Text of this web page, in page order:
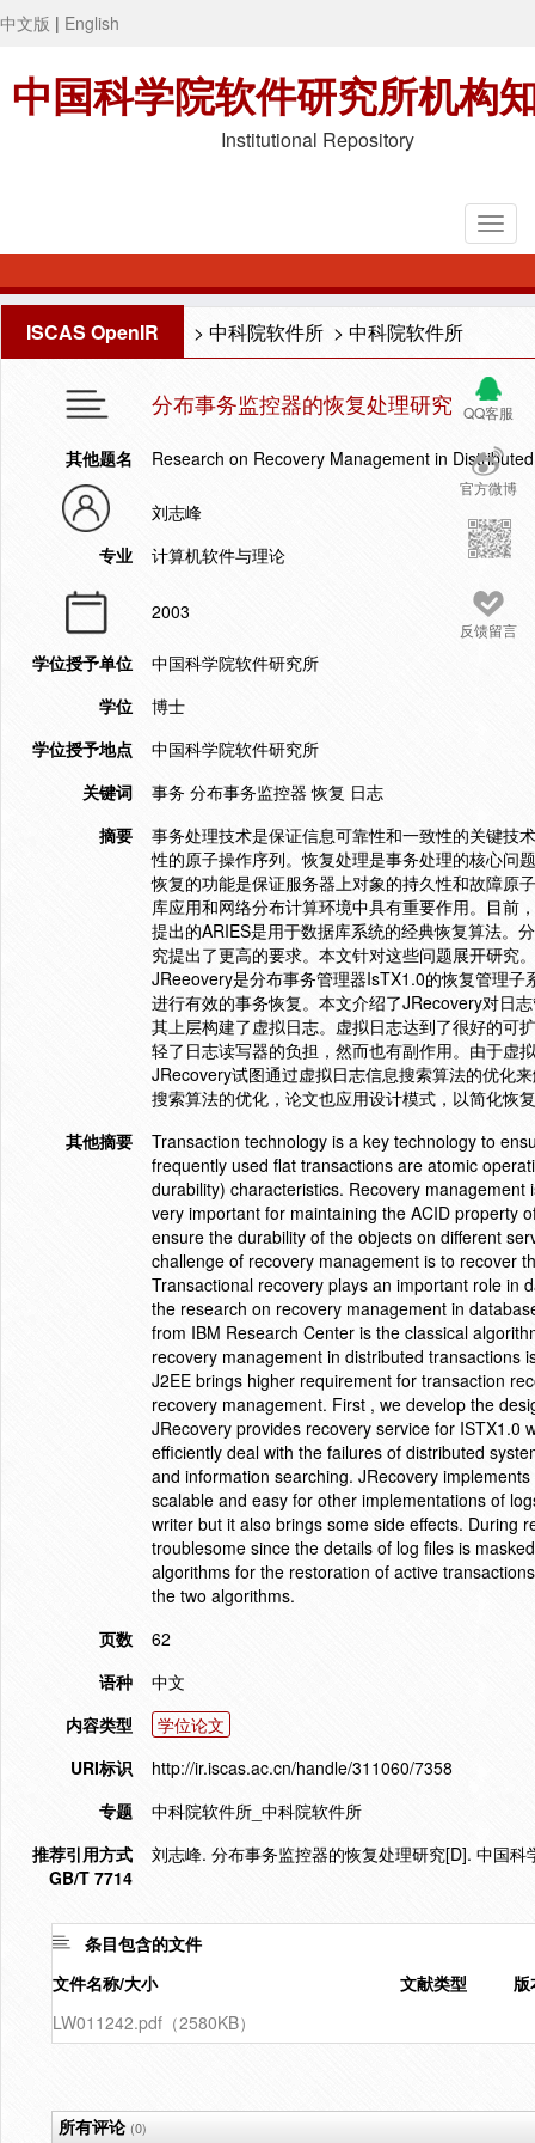
中文版 | English
中国科学院软件研究所机构
Institutional Repository
ISCAS OpenIR > 中科院软件所 > 中科院软件所
QQ客服
官方微博
反馈留言
分布事务监控器的恢复处理研究
其他题名 Research on Recovery Management in
刘志峰
专业
计算机软件与理论
2003
学位授予单位
中国科学院软件研究所
学位
博士
学位授予地点
中国科学院软件研究所
关键词
事务 分布事务监控器 恢复 日志
摘要
事务处理技术是保证信息可靠性和一致性的关键技
性的原子操作序列。恢复处理是事务处理的核心问
恢复的功能是保证服务器上对象的持久性和故障原
库应用和网络分布计算环境中具有重要作用。目前
提出的ARIES是用于数据库系统的经典恢复算法。
究提出了更高的要求。本文针对这些问题展开研究
JReeovery是分布事务管理器IsTX1.0的恢复管理
进行有效的事务恢复。本文介绍了JRecovery对日
其上层构建了虚拟日志。虚拟日志达到了很好的可
轻了日志读写器的负担，然而也有副作用。由于虚
JRecovery试图通过虚拟日志信息搜索算法的优化
搜索算法的优化，论文也应用设计模式，以简化恢
其他摘要
Transaction technology is a key technology to
frequently used flat transactions are atomic
durability) characteristics. Recovery
very important for maintaining the ACID property
ensure the durability of the objects on different
challenge of recovery management is to recover
Transactional recovery plays an important role in
the research on recovery management in
from IBM Research Center is the classical
recovery management in distributed transactions
J2EE brings higher requirement for transaction
recovery management. First , we develop the
JRecovery provides recovery service for ISTX1.0
efficiently deal with the failures of distributed
and information searching. JRecovery
scalable and easy for other implementations of
writer but it also brings some side effects. During
troublesome since the details of log files is
algorithms for the restoration of active
the two algorithms.
页数
62
语种
中文
内容类型
学位论文
URI标识
http://ir.iscas.ac.cn/handle/311060/7358
专题
中科院软件所_中科院软件所
推荐引用方式
GB/T 7714
刘志峰. 分布事务监控器的恢复处理研究[D]. 中国
条目包含的文件
文件名称/大小
文献类型
版
LW011242.pdf（2580KB）
所有评论(0)